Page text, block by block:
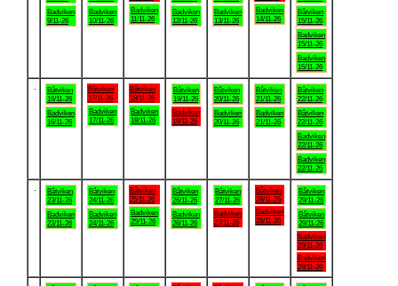
Badviken
9/11-26
Badviken
10/11-26
Badviken
11/11-26
Badviken
12/11-26
Badviken
13/11-26
Badviken
14/11-26
Båtviken
15/11-26
Badviken
15/11-26
Badviken
15/11-26
Båtviken
16/11-26
Badviken
16/11-26
Båtviken
17/11-26
Badviken
17/11-26
Båtviken
18/11-26
Badviken
18/11-26
Båtviken
19/11-26
Badviken
19/11-26
Båtviken
20/11-26
Badviken
20/11-26
Båtviken
21/11-26
Badviken
21/11-26
Båtviken
22/11-26
Båtviken
22/11-26
Badviken
22/11-26
Badviken
22/11-26
Båtviken
23/11-26
Badviken
23/11-26
Båtviken
24/11-26
Badviken
24/11-26
Båtviken
25/11-26
Badviken
25/11-26
Båtviken
26/11-26
Badviken
26/11-26
Båtviken
27/11-26
Badviken
27/11-26
Båtviken
28/11-26
Badviken
28/11-26
Båtviken
29/11-26
Båtviken
29/11-26
Badviken
29/11-26
Badviken
29/11-26